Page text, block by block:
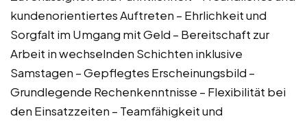
kundenorientiertes Auftreten – Ehrlichkeit und
Sorgfalt im Umgang mit Geld – Bereitschaft zur
Arbeit in wechselnden Schichten inklusive
Samstagen – Gepflegtes Erscheinungsbild –
Grundlegende Rechenkenntnisse – Flexibilität bei
den Einsatzzeiten – Teamfähigkeit und